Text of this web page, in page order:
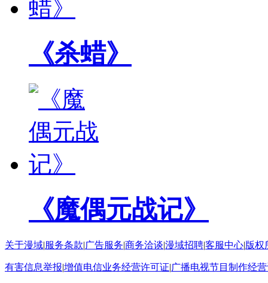
《杀蜡》
《魔偶元战记》
关于漫域|服务条款|广告服务|商务洽谈|漫域招聘|客服中心|版权
有害信息举报|增值电信业务经营许可证|广播电视节目制作经